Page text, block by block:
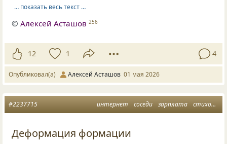
… показать весь текст …
©Алексей Асташов 256
12 1 4
Опубликовал(а) Алексей Асташов 01 мая 2026
интернет соседи зарплата стихотворение
#2237715
Деформация формации